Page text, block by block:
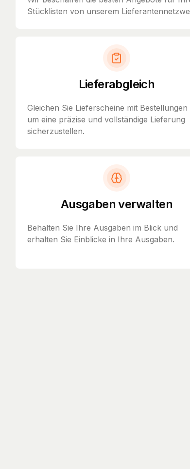
Stücklisten von unserem
Lieferabgleich
Gleichen Sie Lieferscheine mit Bestellungen
um eine präzise und vollständige Lieferung
sicherzustellen.
Ausgaben verwalten
Behalten Sie Ihre Ausgaben im Blick und
erhalten Sie Einblicke in Ihre Ausgaben.